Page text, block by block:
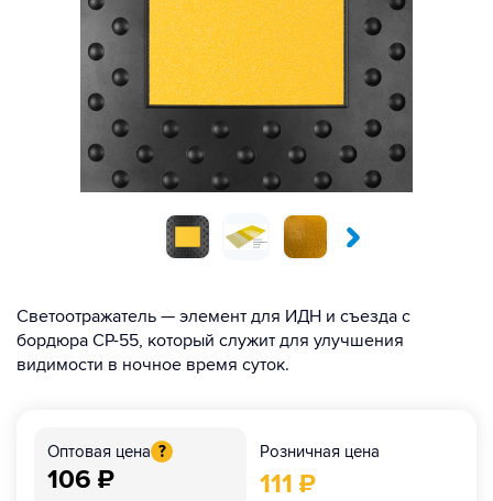
Светоотражатель — элемент для ИДН и съезда с
бордюра СР-55, который служит для улучшения
видимости в ночное время суток.
Оптовая цена ?
106 ₽
Розничная цена
111 ₽